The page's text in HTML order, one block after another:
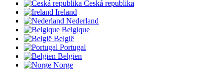
Česká republika
Ireland
Nederland
Belgique
België
Portugal
Belgien
Norge